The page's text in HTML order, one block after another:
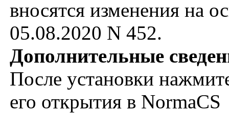
вносятся изменения на
05.08.2020 N 452.
Дополнительные
После установки
его открытия в NormaCS